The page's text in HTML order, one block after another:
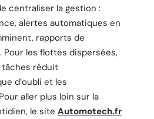
centraliser la gestion :
alertes automatiques en
rapports de
les flottes dispersées,
tâches réduit
d’oubli et les
aller plus loin sur la
le site Automotech.fr